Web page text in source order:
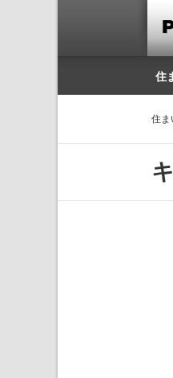
住
住ま